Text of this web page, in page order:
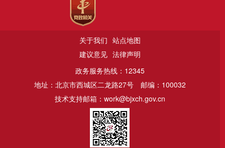
关于我们 站点地图
建议意见 法律声明
政务服务热线：12345
地址：北京市西城区二龙路27号
邮编：100032
技术支持邮箱：work@bjxch.gov.cn